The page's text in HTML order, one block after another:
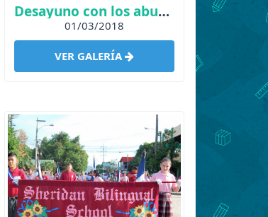
Desayuno con los abuelos
01/03/2018
VER GALERÍA